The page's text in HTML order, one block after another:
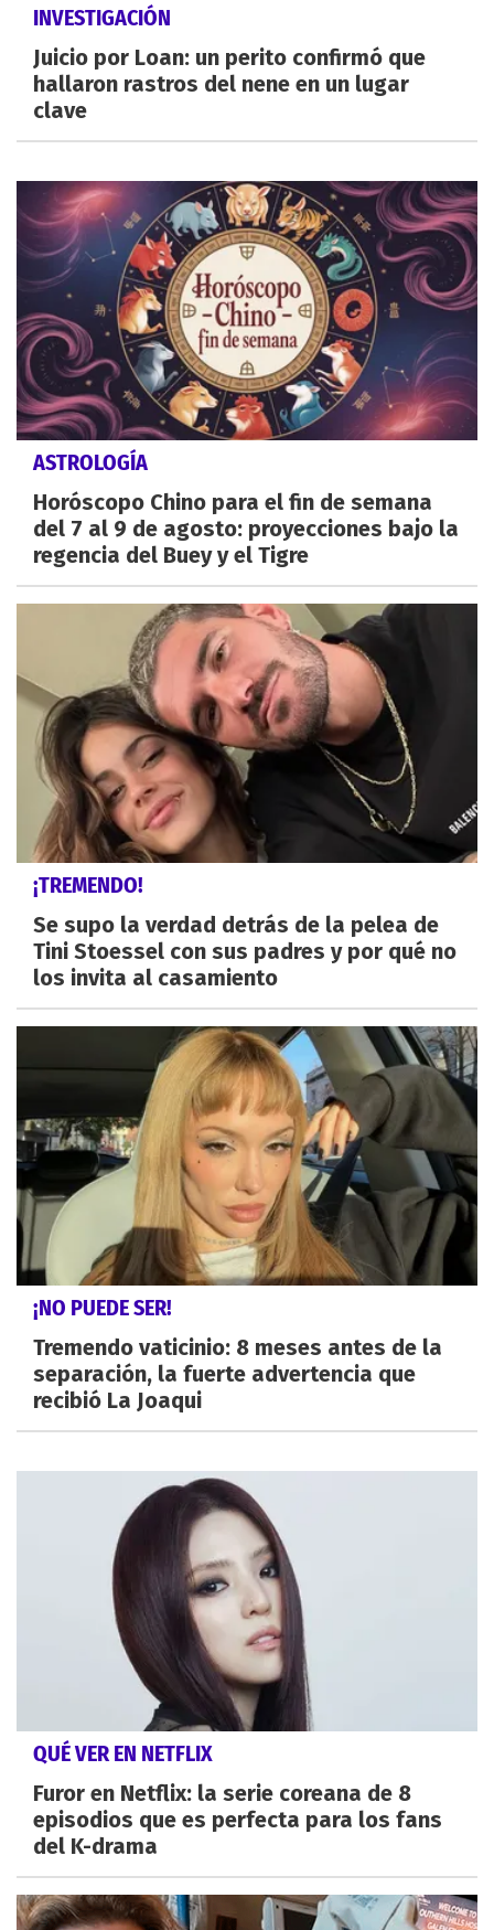
INVESTIGACIÓN
Juicio por Loan: un perito confirmó que
hallaron rastros del nene en un lugar
clave
ASTROLOGÍA
Horóscopo Chino para el fin de semana
del 7 al 9 de agosto: proyecciones bajo la
regencia del Buey y el Tigre
¡TREMENDO!
Se supo la verdad detrás de la pelea de
Tini Stoessel con sus padres y por qué no
los invita al casamiento
¡NO PUEDE SER!
Tremendo vaticinio: 8 meses antes de la
separación, la fuerte advertencia que
recibió La Joaqui
QUÉ VER EN NETFLIX
Furor en Netflix: la serie coreana de 8
episodios que es perfecta para los fans
del K-drama